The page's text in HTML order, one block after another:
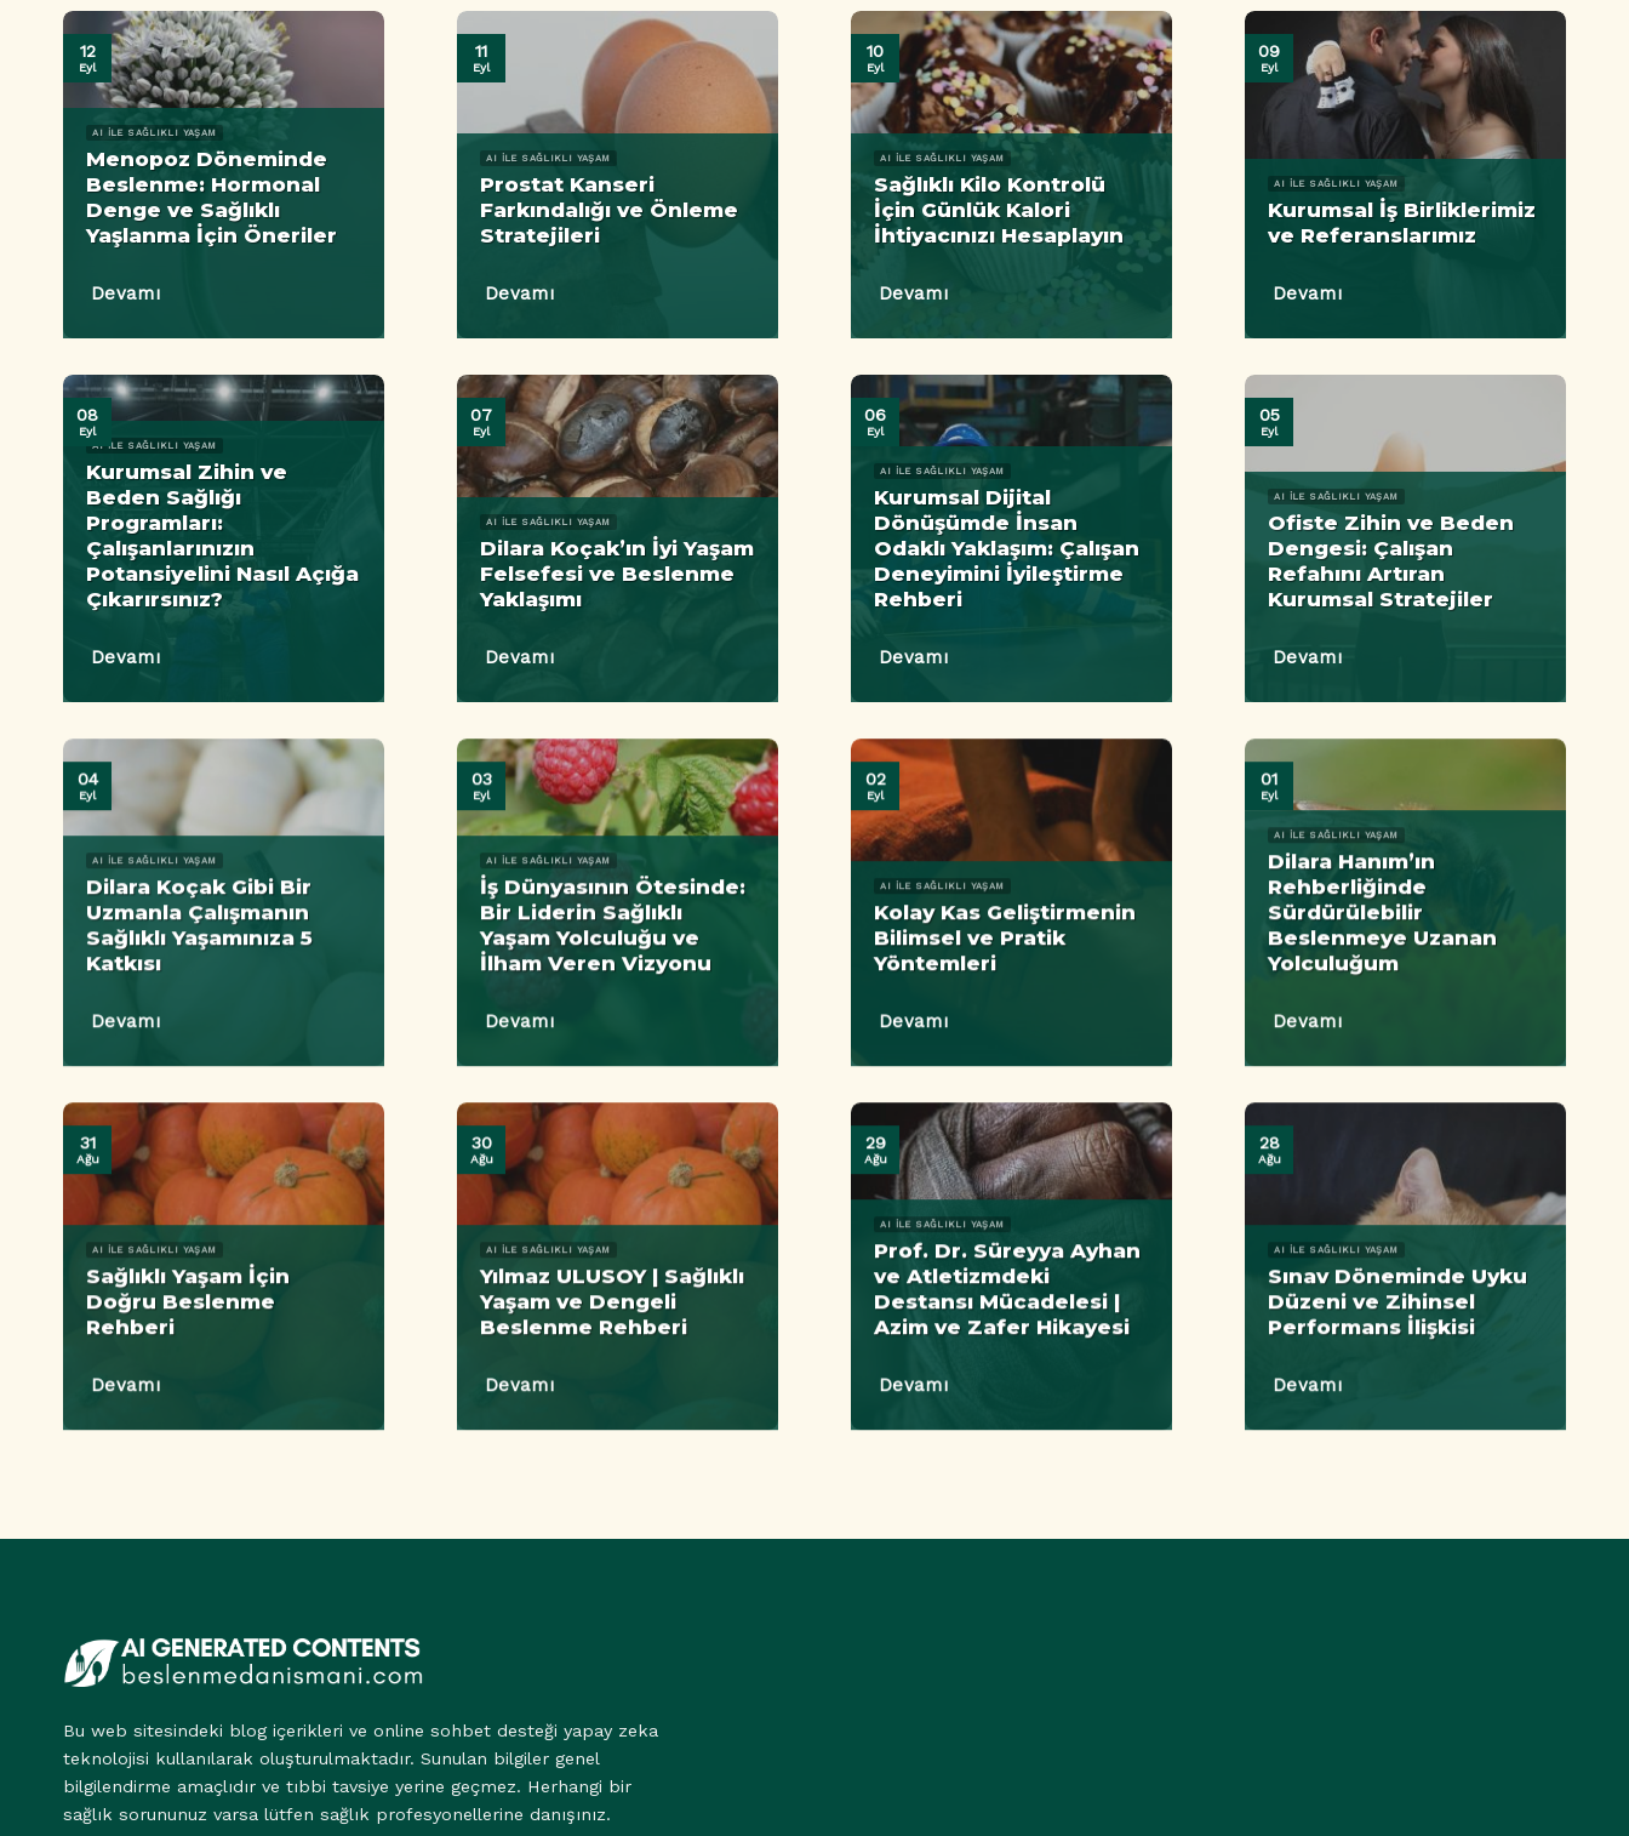
AI ILE SAĞLIKLI YAŞAM
Menopoz Döneminde
Beslenme: Hormonal
Denge ve Sağlıklı
Yaşlanma İçin Öneriler
Devamı
12
Eyl
AI ILE SAĞLIKLI YAŞAM
Prostat Kanseri
Farkındalığı ve Önleme
Stratejileri
Devamı
11
Eyl
AI ILE SAĞLIKLI YAŞAM
Sağlıklı Kilo Kontrolü
İçin Günlük Kalori
İhtiyacınızı Hesaplayın
Devamı
10
Eyl
AI ILE SAĞLIKLI YAŞAM
Kurumsal İş Birliklerimiz
ve Referanslarımız
Devamı
09
Eyl
AI ILE SAĞLIKLI YAŞAM
Kurumsal Zihin ve
Beden Sağlığı
Programları:
Çalışanlarınızın
Potansiyelini Nasıl Açığa
Çıkarırsınız?
Devamı
08
Eyl
AI ILE SAĞLIKLI YAŞAM
Dilara Koçak’ın İyi Yaşam
Felsefesi ve Beslenme
Yaklaşımı
Devamı
07
Eyl
AI ILE SAĞLIKLI YAŞAM
Kurumsal Dijital
Dönüşümde İnsan
Odaklı Yaklaşım: Çalışan
Deneyimini İyileştirme
Rehberi
Devamı
06
Eyl
AI ILE SAĞLIKLI YAŞAM
Ofiste Zihin ve Beden
Dengesi: Çalışan
Refahını Artıran
Kurumsal Stratejiler
Devamı
05
Eyl
AI ILE SAĞLIKLI YAŞAM
Dilara Koçak Gibi Bir
Uzmanla Çalışmanın
Sağlıklı Yaşamınıza 5
Katkısı
Devamı
04
Eyl
AI ILE SAĞLIKLI YAŞAM
İş Dünyasının Ötesinde:
Bir Liderin Sağlıklı
Yaşam Yolculuğu ve
İlham Veren Vizyonu
Devamı
03
Eyl
AI ILE SAĞLIKLI YAŞAM
Kolay Kas Geliştirmenin
Bilimsel ve Pratik
Yöntemleri
Devamı
02
Eyl
AI ILE SAĞLIKLI YAŞAM
Dilara Hanım’ın
Rehberliğinde
Sürdürülebilir
Beslenmeye Uzanan
Yolculuğum
Devamı
01
Eyl
AI ILE SAĞLIKLI YAŞAM
Sağlıklı Yaşam İçin
Doğru Beslenme
Rehberi
Devamı
31
Ağu
AI ILE SAĞLIKLI YAŞAM
Yılmaz ULUSOY | Sağlıklı
Yaşam ve Dengeli
Beslenme Rehberi
Devamı
30
Ağu
AI ILE SAĞLIKLI YAŞAM
Prof. Dr. Süreyya Ayhan
ve Atletizmdeki
Destansı Mücadelesi |
Azim ve Zafer Hikayesi
Devamı
29
Ağu
AI ILE SAĞLIKLI YAŞAM
Sınav Döneminde Uyku
Düzeni ve Zihinsel
Performans İlişkisi
Devamı
28
Ağu
Bu web sitesindeki blog içerikleri ve online sohbet desteği yapay zeka
teknolojisi kullanılarak oluşturulmaktadır. Sunulan bilgiler genel
bilgilendirme amaçlıdır ve tıbbi tavsiye yerine geçmez. Herhangi bir
sağlık sorununuz varsa lütfen sağlık profesyonellerine danışınız.